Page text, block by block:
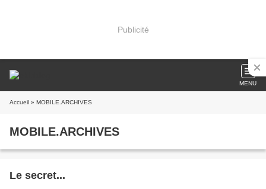
Publicité
MENU
Accueil » MOBILE.ARCHIVES
MOBILE.ARCHIVES
Le secret...